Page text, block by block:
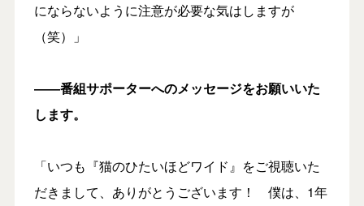
にならないように注意が必要な気はしますが
（笑）」
――番組サポーターへのメッセージをお願いいた
します。
「いつも『猫のひたいほどワイド』をご視聴いた
だきまして、ありがとうございます！ 僕は、1年